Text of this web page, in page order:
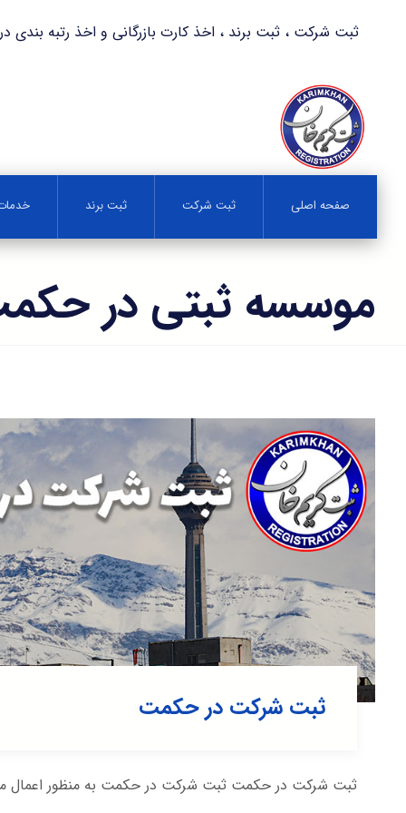
ثبت شرکت ، ثبت برند ، اخذ کارت بازرگانی و اخذ رتبه بندی در کمترین
صفحه اصلی ثبت شرکت ثبت برند
موسسه ثبتی در
ثبت شرکت در حکمت
ثبت شرکت در حکمت ثبت شرکت در حکمت به منظور اعمال